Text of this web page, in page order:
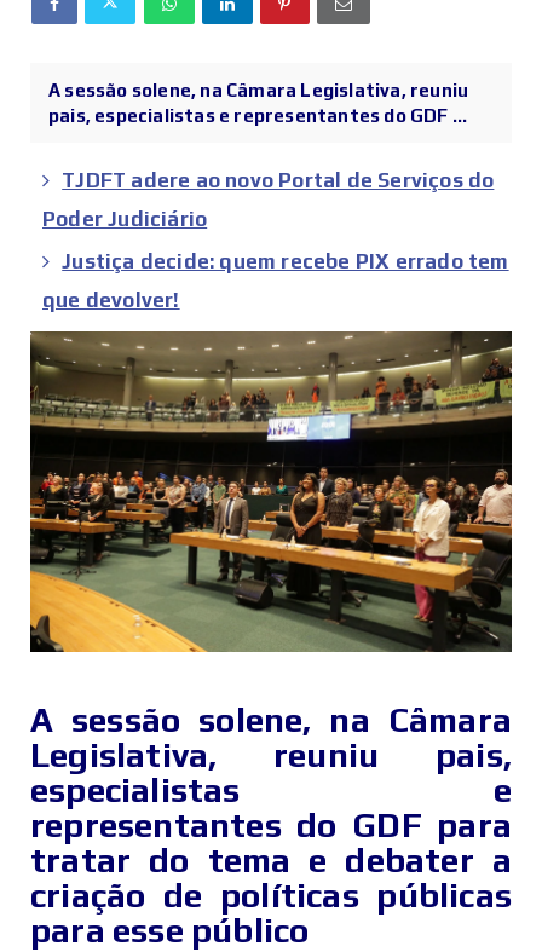
A sessão solene, na Câmara Legislativa, reuniu
pais, especialistas e representantes do GDF ...
TJDFT adere ao novo Portal de Serviços do
Poder Judiciário
Justiça decide: quem recebe PIX errado tem
que devolver!
A sessão solene, na Câmara
Legislativa, reuniu pais,
especialistas e
representantes do GDF para
tratar do tema e debater a
criação de políticas públicas
para esse público